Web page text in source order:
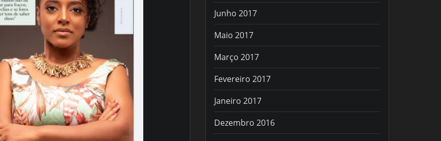
Junho 2017
Maio 2017
Março 2017
Fevereiro 2017
Janeiro 2017
Dezembro 2016